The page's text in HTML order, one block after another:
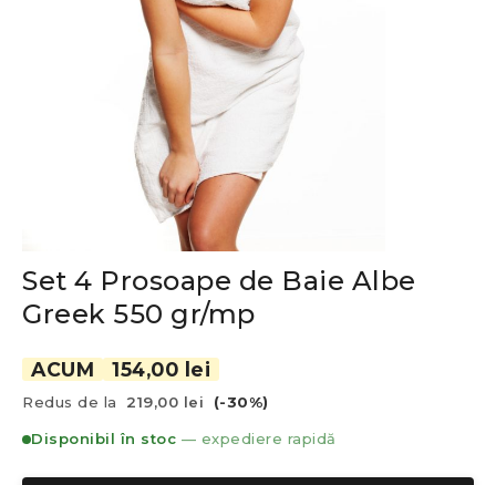
Set 4 Prosoape de Baie Albe
Greek 550 gr/mp
ACUM 154,00 lei
Redus de la 219,00 lei (-30%)
Disponibil în stoc — expediere rapidă